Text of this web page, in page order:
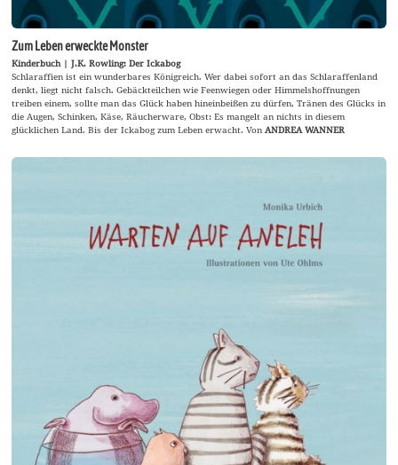
Zum Leben erweckte Monster
Kinderbuch | J.K. Rowling: Der Ickabog
Schlaraffien ist ein wunderbares Königreich. Wer dabei sofort an das Schlaraffenland
denkt, liegt nicht falsch. Gebäckteilchen wie Feenwiegen oder Himmelshoffnungen
treiben einem, sollte man das Glück haben hineinbeißen zu dürfen, Tränen des Glücks in
die Augen, Schinken, Käse, Räucherware, Obst: Es mangelt an nichts in diesem
glücklichen Land. Bis der Ickabog zum Leben erwacht. VonANDREA WANNER